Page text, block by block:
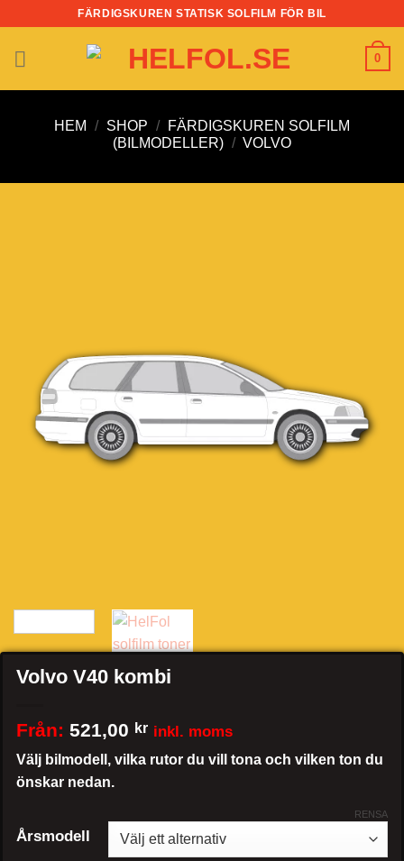
content
FÄRDIGSKUREN STATISK SOLFILM FÖR BIL
0
HEM / SHOP /
FÄRDIGSKUREN SOLFILM
(BILMODELLER) / VOLVO
Volvo V40 kombi
Från: 521,00 kr inkl. moms
Välj bilmodell, vilka rutor du vill tona och vilken ton du
önskar nedan.
Årsmodell
RENSA